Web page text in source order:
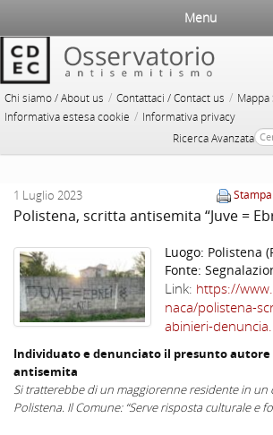
Chi siamo / About us / Contattaci / Contact us / Mappa
Informativa estesa cookie / Informativa privacy
Ricerca Avanzata
Menu
Stampa
1 Luglio 2023
Polistena, scritta antisemita “Juve =
Luogo: Polistena
Fonte:
Link: https://
naca/polistena-
abinieri-
Individuato e denunciato il presunto
antisemita
Si tratterebbe di un maggiorenne residente in
Polistena. Il Comune: “Serve risposta culturale e